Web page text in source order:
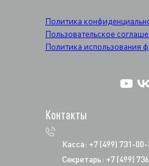
Контакты
Касса: +7 (499) 731-00-
Секретарь: +7 (499)
Политика
Пользовательское
Политика использования